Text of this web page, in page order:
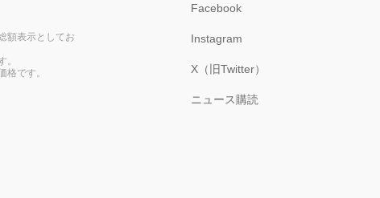
額表示としてお
格です。
Facebook
Instagram
X（旧Twitter）
ニュース購読